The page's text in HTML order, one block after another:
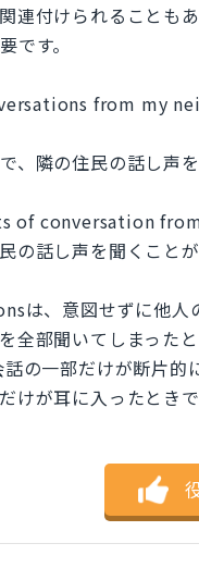
連付けられることも
です。
from my
、隣の住民の話し声を
of conversation
の話し声を聞くことが
は、意図せずに他人
全部聞いてしまっ
の一部だけが断片的
けが耳に入ったとき